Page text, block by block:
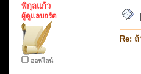
พิกุลแก้ว
ผู้ดูแลบอร์ด
ออฟไลน์
Re: